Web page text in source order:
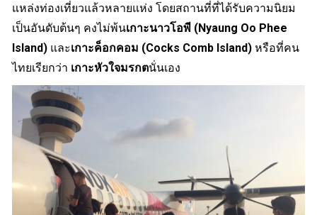
แหล่งท่องเที่ยวแล้วหลายแห่ง โดยสถานที่ที่ได้รับความนิยม
เป็นอันดับต้นๆ คงไม่พ้นเกาะนาวโอพี (Nyaung Oo Phee
Island) และเกาะค็อกคอม (Cocks Comb Island) หรือที่คน
ไทยเรียกว่า เกาะหัวใจมรกตนั่นเอง